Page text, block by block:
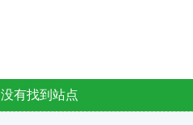
没有找到站点